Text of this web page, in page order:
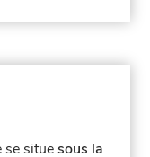
se situesous la